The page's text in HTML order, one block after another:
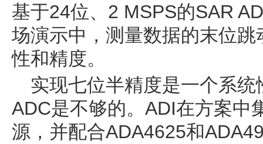
基于24位、2 MSPS的SAR
场演示中，测量数据的末位
性和精度。
实现七位半精度是一个系
ADC是不够的。ADI在方案中
源，并配合ADA4625和